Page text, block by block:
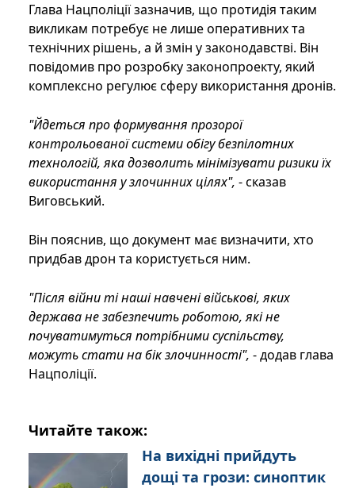
Глава Нацполіції зазначив, що протидія таким
викликам потребує не лише оперативних та
технічних рішень, а й змін у законодавстві. Він
повідомив про розробку законопроекту, який
комплексно регулює сферу використання дронів.
"Йдеться про формування прозорої
контрольованої системи обігу безпілотних
технологій, яка дозволить мінімізувати ризики їх
використання у злочинних цілях", - сказав
Виговський.
Він пояснив, що документ має визначити, хто
придбав дрон та користується ним.
"Після війни ті наші навчені військові, яких
держава не забезпечить роботою, які не
почуватимуться потрібними суспільству,
можуть стати на бік злочинності", - додав глава
Нацполіції.
Читайте також:
На вихідні прийдуть
дощі та грози: синоптик